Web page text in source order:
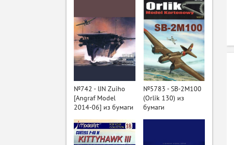
№742 - IJN Zuiho
[Angraf Model
2014-06] из бумаги
№5783 - SB-2M100
(Orlik 130) из
бумаги